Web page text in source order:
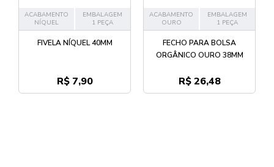
ACABAMENTO
NÍQUEL
EMBALAGEM
1 PEÇA
FIVELA NÍQUEL 40MM
R$ 7,90
ACABAMENTO
OURO
EMBALAGEM
1 PEÇA
FECHO PARA BOLSA
ORGÂNICO OURO 38MM
R$ 26,48